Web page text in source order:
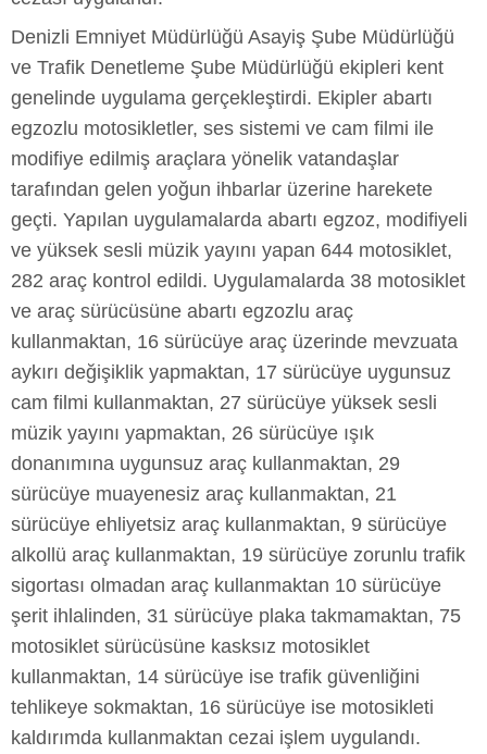
Denizli Emniyet Müdürlüğü Asayiş Şube Müdürlüğü
ve Trafik Denetleme Şube Müdürlüğü ekipleri kent
genelinde uygulama gerçekleştirdi. Ekipler abartı
egzozlu motosikletler, ses sistemi ve cam filmi ile
modifiye edilmiş araçlara yönelik vatandaşlar
tarafından gelen yoğun ihbarlar üzerine harekete
geçti. Yapılan uygulamalarda abartı egzoz, modifiyeli
ve yüksek sesli müzik yayını yapan 644 motosiklet,
282 araç kontrol edildi. Uygulamalarda 38 motosiklet
ve araç sürücüsüne abartı egzozlu araç
kullanmaktan, 16 sürücüye araç üzerinde mevzuata
aykırı değişiklik yapmaktan, 17 sürücüye uygunsuz
cam filmi kullanmaktan, 27 sürücüye yüksek sesli
müzik yayını yapmaktan, 26 sürücüye ışık
donanımına uygunsuz araç kullanmaktan, 29
sürücüye muayenesiz araç kullanmaktan, 21
sürücüye ehliyetsiz araç kullanmaktan, 9 sürücüye
alkollü araç kullanmaktan, 19 sürücüye zorunlu trafik
sigortası olmadan araç kullanmaktan 10 sürücüye
şerit ihlalinden, 31 sürücüye plaka takmamaktan, 75
motosiklet sürücüsüne kasksız motosiklet
kullanmaktan, 14 sürücüye ise trafik güvenliğini
tehlikeye sokmaktan, 16 sürücüye ise motosikleti
kaldırımda kullanmaktan cezai işlem uygulandı.